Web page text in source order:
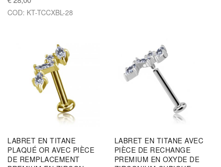
COD: KT-TCCXBL-28
LABRET EN TITANE
PLAQUÉ OR AVEC PIÈCE
DE REMPLACEMENT
LABRET EN TITANE AVEC
PIÈCE DE RECHANGE
PREMIUM EN OXYDE DE